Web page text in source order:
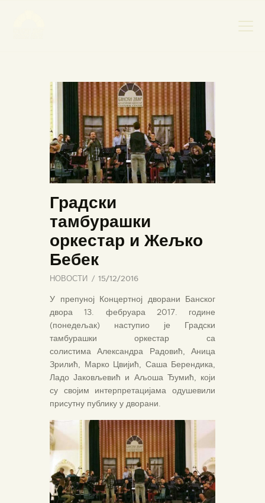
НАСЛОВНА
НОВОСТИ
НАЈАВА ДОГАЂАЈА
БАНСКИ ДВОР
ФОТОГРАФИЈЕ
ВИДЕО
КОНТАКТ
Градски
тамбурашки
оркестар и Жељко
Бебек
НОВОСТИ 15/12/2016
У препуној Концертној дворани Банског
двора 13. фебруара 2017. године
(понедељак) наступио је Градски
тамбурашки оркестар са
солистима Александра Радовић, Аница
Зрилић, Марко Цвијић, Саша Берендика,
Ладо Јаковљевић и Аљоша Ђумић, који
су својим интерпретацијама одушевили
присутну публику у дворани.